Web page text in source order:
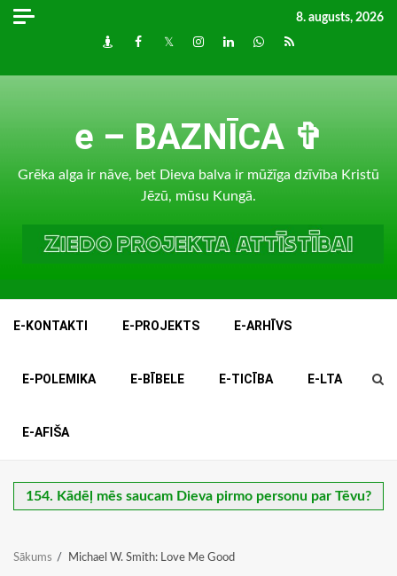
Skip
8. augusts, 2026
DraugiemFacebook
TwitterInstagram
LinkedInwhatsapp
RSS
e – BAZNĪCA ✞
Grēka alga ir nāve, bet Dieva balva ir mūžīga dzīvība Kristū
Jēzū, mūsu Kungā.
E-KONTAKTI E-PROJEKTS E-ARHĪVS
E-POLEMIKA E-BĪBELE E-TICĪBA E-LTA
E-AFIŠA
154. Kādēļ mēs saucam Dieva pirmo personu par Tēvu?
Sākums Michael W. Smith: Love Me Good